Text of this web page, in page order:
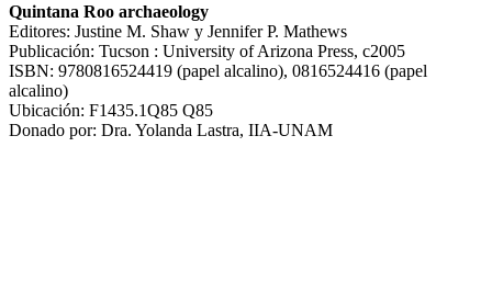
Quintana Roo archaeology
Editores: Justine M. Shaw y Jennifer P. Mathews
Publicación: Tucson : University of Arizona Press, c2005
ISBN: 9780816524419 (papel alcalino), 0816524416 (papel
alcalino)
Ubicación: F1435.1Q85 Q85
Donado por: Dra. Yolanda Lastra, IIA-UNAM